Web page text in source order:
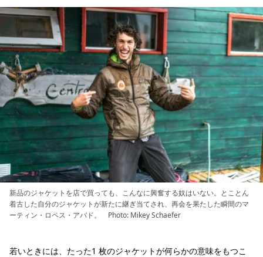
新品のジャケットを店で買っても、こんなに興奮する奴はいない。とことん
着古した自分のジャケットが新たに継ぎ当てされ、再会を果たした瞬間のマ
ーティン・ロペス・アバド。 Photo: Mikey Schaefer
若いときには、たった1 枚のジャケットが何らかの意味をもつこ